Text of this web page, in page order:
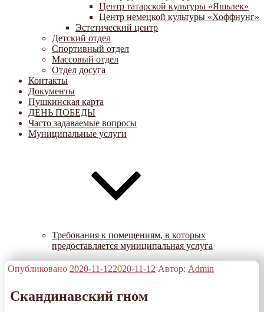
Центр татарской культуры «Яшьлек»
Центр немецкой культуры «Хоффнунг»
Эстетический центр
Детский отдел
Спортивный отдел
Массовый отдел
Отдел досуга
Контакты
Документы
Пушкинская карта
ДЕНЬ ПОБЕДЫ
Часто задаваемые вопросы
Муниципальные услуги
Требования к помещениям, в которых
предоставляется муниципальная услуга
Опубликовано 2020-11-122020-11-12 Автор: Admin
Скандинавский гном